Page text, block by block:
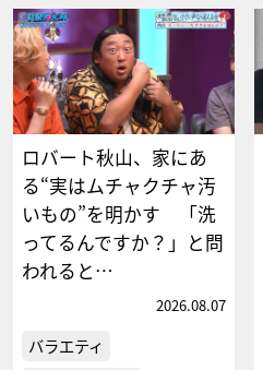
ロバート秋山、家にあ
る“実はムチャクチャ汚
いもの”を明かす 「洗
ってるんですか？」と問
われると…
2026.08.07
バラエティ